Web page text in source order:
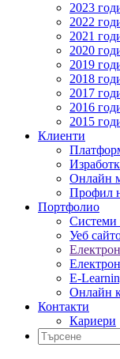
2023
2022
2021
2020
2019
2018
2017
2016
2015
Клиенти
Онлайн
Профил
Портфолио
Системи
Уеб
E-
Онлайн
Контакти
Кариери